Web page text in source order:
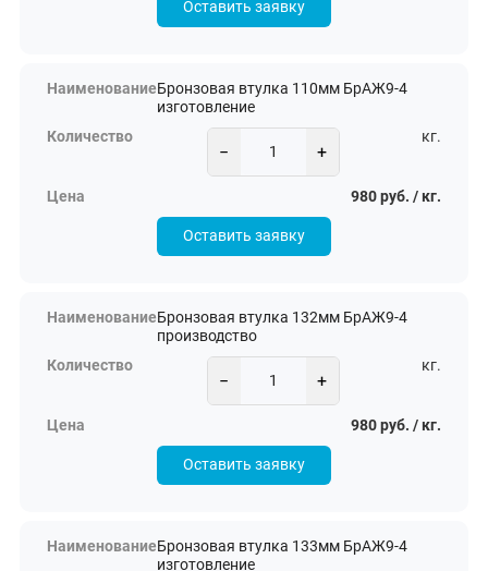
Оставить заявку
Бронзовая втулка 110мм БрАЖ9-4
изготовление
− +
кг.
980 руб. / кг.
Оставить заявку
Бронзовая втулка 132мм БрАЖ9-4
производство
− +
кг.
980 руб. / кг.
Оставить заявку
Бронзовая втулка 133мм БрАЖ9-4
изготовление